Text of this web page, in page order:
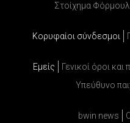
Στοίχημα
Κορυφαίοι σύνδεσμοι
Εμείς Γενικοί όροι
Υπεύθυνο
bwin news